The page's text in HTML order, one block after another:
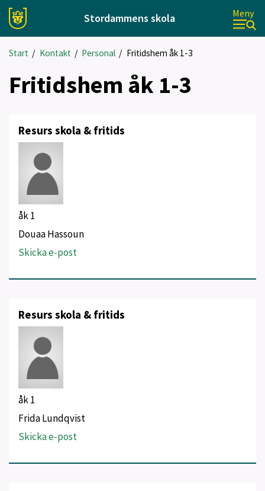
Stordammens skola Meny
Start / Kontakt/ Personal / Fritidshem åk 1-3
Fritidshem åk 1-3
Resurs skola & fritids
åk 1
Douaa Hassoun
Skicka e-post
Resurs skola & fritids
åk 1
Frida Lundqvist
Skicka e-post